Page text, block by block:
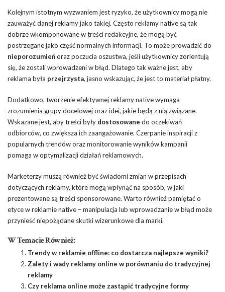
Kolejnym istotnym wyzwaniem jest ryzyko, że użytkownicy mogą nie
zauważyć danej reklamy jako takiej. Często reklamy native są tak
dobrze wkomponowane w treści redakcyjne, że mogą być
postrzegane jako część normalnych informacji. To może prowadzić do
nieporozumieńoraz poczucia oszustwa, jeśli użytkownicy zorientują
się, że zostali wprowadzeni w błąd. Dlatego tak ważne jest, aby
reklama była przejrzysta, jasno wskazując, że jest to materiał płatny.
Dodatkowo, tworzenie efektywnej reklamy native wymaga
zrozumienia grupy docelowej oraz idei, jakie będą z nią związane.
Wskazane jest, aby treści były dostosowane do oczekiwań
odbiorców, co zwiększa ich zaangażowanie. Czerpanie inspiracji z
popularnych trendów oraz monitorowanie wyników kampanii
pomaga w optymalizacji działań reklamowych.
Marketerzy muszą również być świadomi zmian w przepisach
dotyczących reklamy, które mogą wpłynąć na sposób, w jaki
prezentowane są treści sponsorowane. Warto również pamiętać o
etyce w reklamie native – manipulacja lub wprowadzanie w błąd może
przynieść niepożądane skutki wizerunkowe dla marki.
W Temacie Również:
Trendy w reklamie offline: co dostarcza najlepsze wyniki?
Zalety i wady reklamy online w porównaniu do tradycyjnej
reklamy
Czy reklama online może zastąpić tradycyjne formy